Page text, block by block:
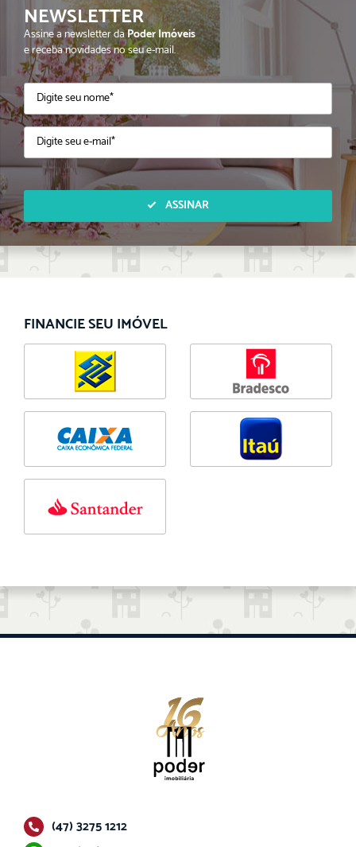
NEWSLETTER
Assine a newsletter daPoder Imóveis
e receba novidades no seu e-mail.
ASSINAR
FINANCIE SEU IMÓVEL
(47) 3275 1212